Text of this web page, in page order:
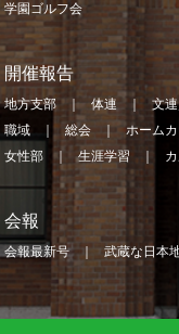
学園ゴルフ会
開催報告
地方支部 体連 文
職域
総会 ホーム
女性部
生涯学習
会報
会報最新号 武蔵な日本